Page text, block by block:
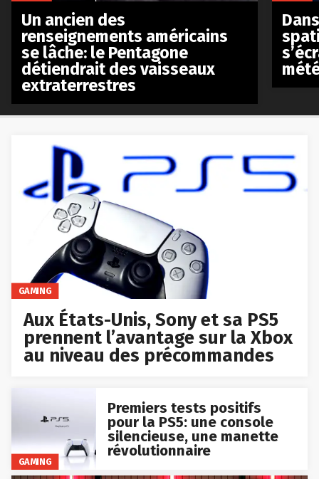
GAMING
Aux États-Unis, Sony et sa PS5
prennent l’avantage sur la Xbox
au niveau des précommandes
GAMING
Premiers tests positifs
pour la PS5: une console
silencieuse, une manette
révolutionnaire
Un ancien des
renseignements américains
se lâche: le Pentagone
détiendrait des vaisseaux
extraterrestres